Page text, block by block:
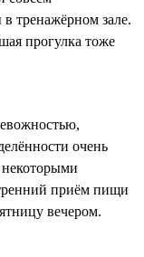
в тренажёрном зале.
прогулка тоже
очень
некоторыми
приём пищи
вечером.